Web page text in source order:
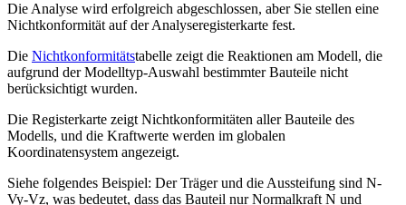
Die Analyse wird erfolgreich abgeschlossen, aber Sie stellen eine
Nichtkonformität auf der Analyseregisterkarte fest.
Die Nichtkonformitätstabelle zeigt die Reaktionen am Modell, die
aufgrund der Modelltyp-Auswahl bestimmter Bauteile nicht
berücksichtigt wurden.
Die Registerkarte zeigt Nichtkonformitäten aller Bauteile des
Modells, und die Kraftwerte werden im globalen
Koordinatensystem angezeigt.
Siehe folgendes Beispiel: Der Träger und die Aussteifung sind N-
Vy-Vz, was bedeutet, dass das Bauteil nur Normalkraft N und